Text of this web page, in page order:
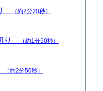
（約2分20秒）
り （約1分50秒）
（約2分50秒）